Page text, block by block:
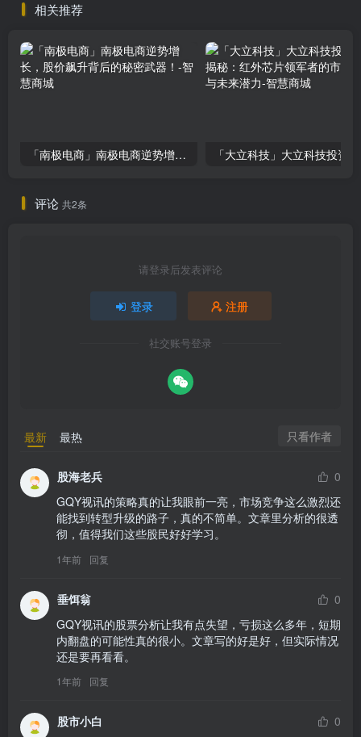
相关推荐
「南极电商」南极电商逆势增长，股价飙升背后的秘密武器！
评论 共2条
请登录后发表评论
登录 注册
社交账号登录
最新 最热 只看作者
股海老兵
0
GQY视讯的策略真的让我眼前一亮，市场竞争这么激烈还
能找到转型升级的路子，真的不简单。文章里分析的很透
彻，值得我们这些股民好好学习。
1年前 回复
垂饵翁
0
GQY视讯的股票分析让我有点失望，亏损这么多年，短期
内翻盘的可能性真的很小。文章写的好是好，但实际情况
还是要再看看。
1年前 回复
股市小白
0